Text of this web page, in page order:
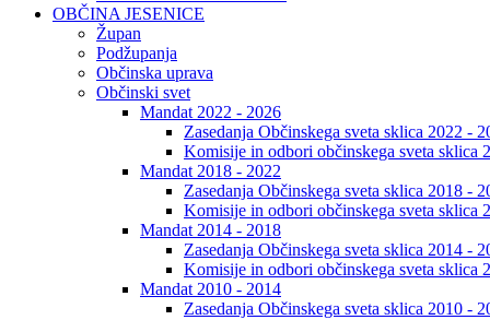
OBČINA JESENICE
Župan
Podžupanja
Občinska uprava
Občinski svet
Mandat 2022 - 2026
Zasedanja Občinskega sveta sklica 2022 -
Komisije in odbori občinskega sveta sklica
Mandat 2018 - 2022
Zasedanja Občinskega sveta sklica 2018 -
Komisije in odbori občinskega sveta sklica
Mandat 2014 - 2018
Zasedanja Občinskega sveta sklica 2014 -
Komisije in odbori občinskega sveta sklica
Mandat 2010 - 2014
Zasedanja Občinskega sveta sklica 2010 -